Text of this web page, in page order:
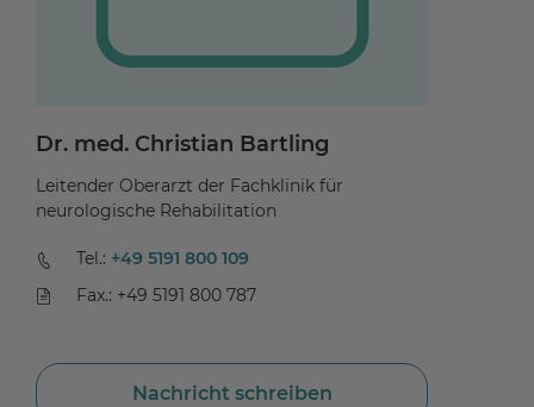
Dr. med. Christian Bartling
Leitender Oberarzt der Fachklinik für
neurologische Rehabilitation
Tel.: +49 5191 800 109
Fax.: +49 5191 800 787
Nachricht schreiben